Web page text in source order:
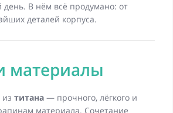
В нём всё продумано: от
деталей корпуса.
материалы
титана — прочного, лёгкого и
материала. Сочетание